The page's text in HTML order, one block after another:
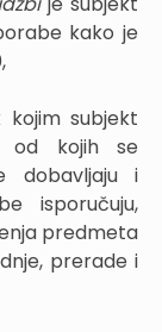
kako je
kojim subjekt
od kojih se
dobavljaju i
isporučuju,
predmeta
prerade i